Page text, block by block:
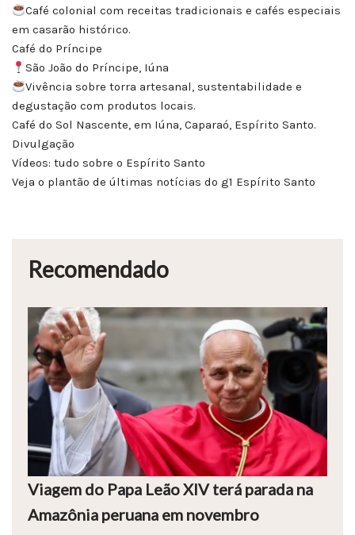
Café colonial com receitas tradicionais e cafés especiais
em casarão histórico.
Café do Príncipe
São João do Príncipe, Iúna
Vivência sobre torra artesanal, sustentabilidade e
degustação com produtos locais.
Café do Sol Nascente, em Iúna, Caparaó, Espírito Santo.
Divulgação
Vídeos: tudo sobre o Espírito Santo
Veja o plantão de últimas notícias do g1 Espírito Santo
Recomendado
Viagem do Papa Leão XIV terá parada na
Amazônia peruana em novembro